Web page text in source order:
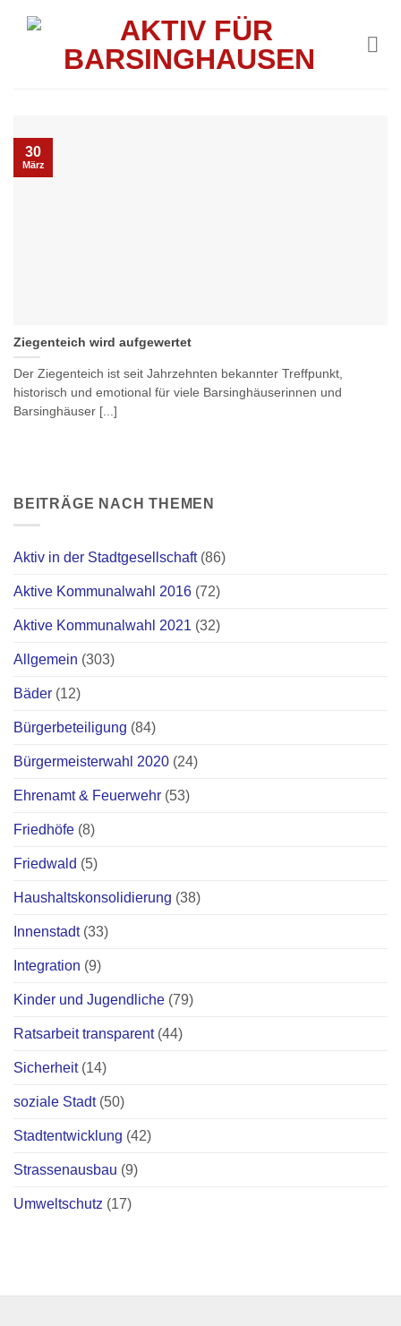
Ziegenteich wird aufgewertet
Der Ziegenteich ist seit Jahrzehnten bekannter Treffpunkt,
historisch und emotional für viele Barsinghäuserinnen und
Barsinghäuser [...]
30
März
BEITRÄGE NACH THEMEN
Aktiv in der Stadtgesellschaft(86)
Aktive Kommunalwahl 2016 (72)
Aktive Kommunalwahl 2021 (32)
Allgemein (303)
Bäder (12)
Bürgerbeteiligung (84)
Bürgermeisterwahl 2020 (24)
Ehrenamt & Feuerwehr (53)
Friedhöfe (8)
Friedwald (5)
Haushaltskonsolidierung (38)
Innenstadt(33)
Integration (9)
Kinder und Jugendliche (79)
Ratsarbeit transparent(44)
Sicherheit(14)
soziale Stadt(50)
Stadtentwicklung (42)
Strassenausbau (9)
Umweltschutz (17)